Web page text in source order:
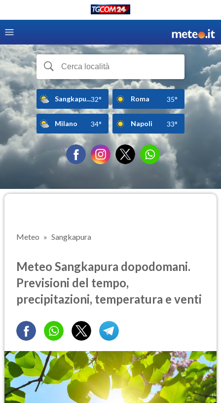
Sangkapu...32° Roma 35°
Milano 34° Napoli 33°
Meteo Sangkapura
Meteo Sangkapura dopodomani.
Previsioni del tempo,
precipitazioni, temperatura e venti